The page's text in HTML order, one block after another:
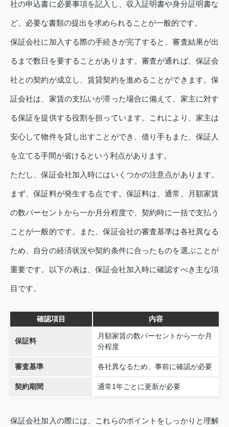
社の申込書に必要事項を記入し、収入証明書や身分証明書な
ど、必要な書類の提出を求められることが一般的です。
保証会社に加入する際の手続きが完了すると、審査結果が出
るまで数日を要することがあります。審査が通れば、保証会
社との契約が成立し、賃貸契約を進めることができます。保
証会社は、家賃の支払いが滞った場合に備えて、家主に対す
る保証を提供する役割を担っています。これにより、家主は
安心して物件を貸し出すことができ、借り手もまた、保証人
を立てる手間が省けるという利点があります。
ただし、保証会社加入時にはいくつかの注意点があります。
まず、保証料が発生する点です。保証料は、通常、月額家賃
の数パーセントから一か月分程度で、契約時に一括で支払う
ことが一般的です。また、保証会社の審査基準は各社異なる
ため、自分の経済状況や契約条件に合ったものを選ぶことが
重要です。以下の表は、保証会社加入時に確認すべき主な項
目です。
確認項目 内容
保証料
月額家賃の数パーセントから一か月
分程度
審査基準 各社異なるため、事前に確認が必要
契約期間 通常1年ごとに更新が必要
保証会社加入の際には、これらのポイントをしっかりと理解